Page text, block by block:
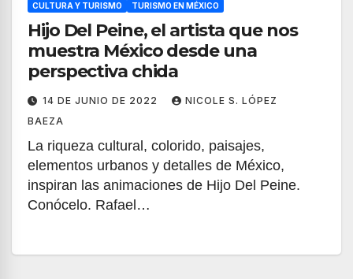
CULTURA Y TURISMO TURISMO EN MÉXICO
Hijo Del Peine, el artista que nos
muestra México desde una
perspectiva chida
14 DE JUNIO DE 2022
NICOLE S. LÓPEZ
BAEZA
La riqueza cultural, colorido, paisajes,
elementos urbanos y detalles de México,
inspiran las animaciones de Hijo Del Peine.
Conócelo. Rafael…